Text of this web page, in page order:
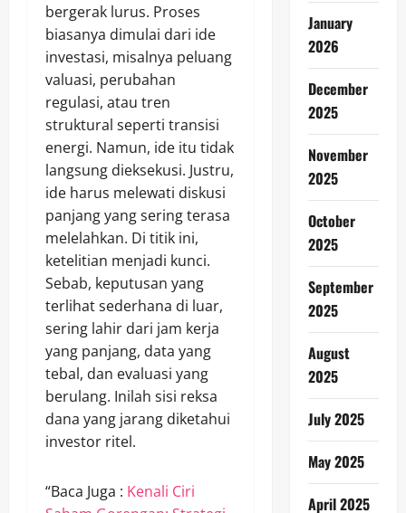
bergerak lurus. Proses
biasanya dimulai dari ide
investasi, misalnya peluang
valuasi, perubahan
regulasi, atau tren
struktural seperti transisi
energi. Namun, ide itu tidak
langsung dieksekusi. Justru,
ide harus melewati diskusi
panjang yang sering terasa
melelahkan. Di titik ini,
ketelitian menjadi kunci.
Sebab, keputusan yang
terlihat sederhana di luar,
sering lahir dari jam kerja
yang panjang, data yang
tebal, dan evaluasi yang
berulang. Inilah sisi reksa
dana yang jarang diketahui
investor ritel.
“Baca Juga : Kenali Ciri
January
2026
December
2025
November
2025
October
2025
September
2025
August
2025
July 2025
May 2025
April 2025